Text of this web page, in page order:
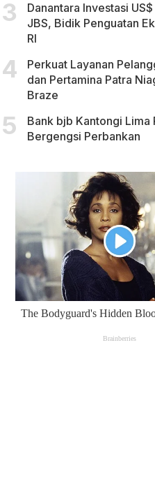
Danantara Investasi
JBS, Bidik Penguatan
RI
Perkuat Layanan
dan Pertamina Patra
Braze
Bank bjb Kantongi Lima
Bergengsi Perbankan